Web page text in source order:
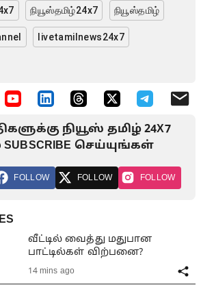
நியூஸ்தமிழ்24x7 நியூஸ்தமிழ்
livetamilnews24x7
நியூஸ் தமிழ் 24X7
செய்யுங்கள்
FOLLOW FOLLOW FOLLOW
வீட்டில் வைத்து மதுபான
பாட்டில்கள் விற்பனை?
14 mins ago